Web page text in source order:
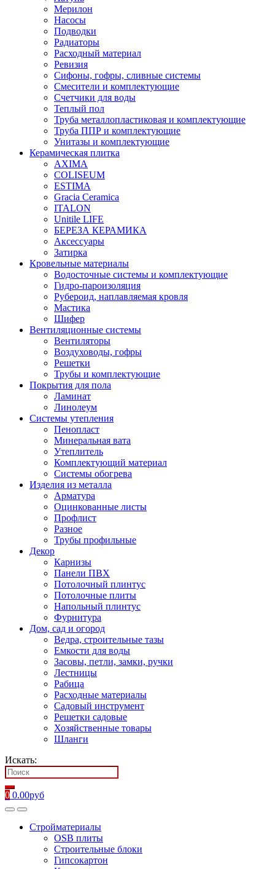
Мерилон
Насосы
Подводки
Радиаторы
Расходный материал
Ревизия
Сифоны, гофры, сливные системы
Смесители и комплектующие
Счетчики для воды
Теплый пол
Труба металлопластиковая и комплектующие
Труба ППР и комплектующие
Унитазы и комплектующие
Керамическая плитка
AXIMA
COLISEUM
ESTIMA
Gracia Ceramica
ITALON
Unitile LIFE
БЕРЕЗА КЕРАМИКА
Аксессуары
Затирка
Кровельные материалы
Водосточные системы и комплектующие
Гидро-пароизоляция
Рубероид, наплавляемая кровля
Мастика
Шифер
Вентиляционные системы
Вентиляторы
Воздуховоды, гофры
Решетки
Трубы и комплектующие
Покрытия для пола
Ламинат
Линолеум
Системы утепления
Пенопласт
Минеральная вата
Утеплитель
Комплектующий материал
Системы обогрева
Изделия из металла
Арматура
Оцинкованные листы
Профлист
Разное
Трубы профильные
Декор
Карнизы
Панели ПВХ
Потолочный плинтус
Потолочные плиты
Напольный плинтус
Фурнитура
Дом, сад и огород
Ведра, строительные тазы
Емкости для воды
Засовы, петли, замки, ручки
Лестницы
Рабица
Расходные материалы
Садовый инструмент
Решетки садовые
Хозяйственные товары
Шланги
Искать:
0 0.00руб
Стройматериалы
OSB плиты
Строительные блоки
Гипсокартон